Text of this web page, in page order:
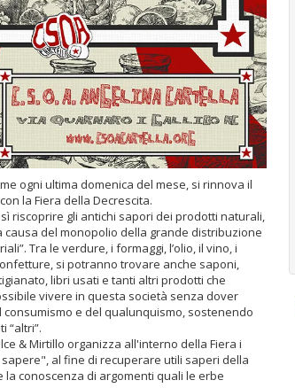
ogni ultima domenica del mese, si rinnova il
la Fiera della Decrescita.
riscoprire gli antichi sapori dei prodotti naturali,
causa del monopolio della grande distribuzione
Tra le verdure, i formaggi, l’olio, il vino, i
si potranno trovare anche saponi,
libri usati e tanti altri prodotti che
vivere in questa società senza dover
e del qualunquismo, sostenendo
“altri”.
& Mirtillo organizza all'interno della Fiera i
al fine di recuperare utili saperi della
conoscenza di argomenti quali le erbe